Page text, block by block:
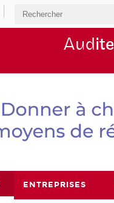
Audite
ENTREPRISES